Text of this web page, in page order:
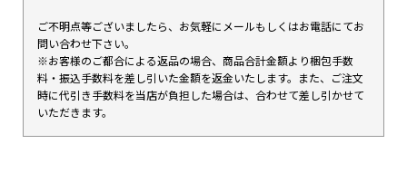
ご不明点等ございましたら、お気軽にメールもしくはお電話にてお
問い合わせ下さい。
※お客様のご都合による返品の場合、商品合計金額より梱包手数
料・振込手数料を差し引いた金額を返金いたします。また、ご注文
時に代引き手数料を当店が負担した場合は、合わせて差し引かせて
いただきます。